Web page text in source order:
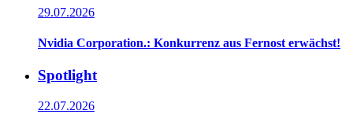
29.07.2026
Nvidia Corporation.: Konkurrenz aus Fernost erwächst!
Spotlight
22.07.2026